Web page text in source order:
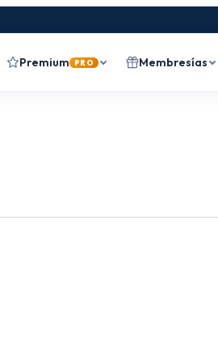
Premium PRO Membresías